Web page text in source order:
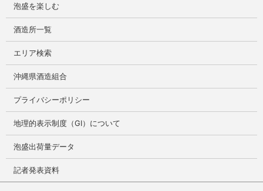
泡盛を楽しむ
酒造所一覧
エリア検索
沖縄県酒造組合
プライバシーポリシー
地理的表示制度（GI）について
泡盛出荷量データ
記者発表資料